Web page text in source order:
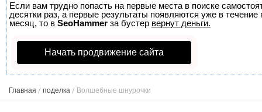
Если вам трудно попасть на первые места в поиске
десятки раз, а первые результаты появляются уже в
месяц, то в SeoHammer за бустер вернут деньги.
Начать продвижение сайта
Главная / поделка / Волшебные шнурочки